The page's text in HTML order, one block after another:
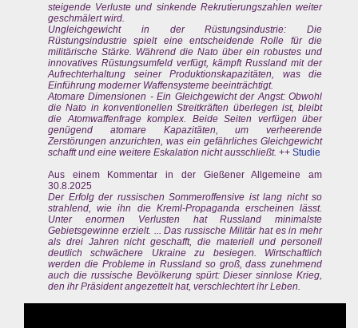
steigende Verluste und sinkende Rekrutierungszahlen weiter
geschmälert wird.
Ungleichgewicht in der Rüstungsindustrie: Die
Rüstungsindustrie spielt eine entscheidende Rolle für die
militärische Stärke. Während die Nato über ein robustes und
innovatives Rüstungsumfeld verfügt, kämpft Russland mit der
Aufrechterhaltung seiner Produktionskapazitäten, was die
Einführung moderner Waffensysteme beeinträchtigt.
Atomare Dimensionen - Ein Gleichgewicht der Angst: Obwohl
die Nato in konventionellen Streitkräften überlegen ist, bleibt
die Atomwaffenfrage komplex. Beide Seiten verfügen über
genügend atomare Kapazitäten, um verheerende
Zerstörungen anzurichten, was ein gefährliches Gleichgewicht
schafft und eine weitere Eskalation nicht ausschließt. ++ Studie
Aus einem Kommentar in der Gießener Allgemeine am
30.8.2025
Der Erfolg der russischen Sommeroffensive ist lang nicht so
strahlend, wie ihn die Kreml-Propaganda erscheinen lässt.
Unter enormen Verlusten hat Russland minimalste
Gebietsgewinne erzielt. ... Das russische Militär hat es in mehr
als drei Jahren nicht geschafft, die materiell und personell
deutlich schwächere Ukraine zu besiegen. Wirtschaftlich
werden die Probleme in Russland so groß, dass zunehmend
auch die russische Bevölkerung spürt: Dieser sinnlose Krieg,
den ihr Präsident angezettelt hat, verschlechtert ihr Leben.